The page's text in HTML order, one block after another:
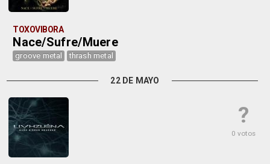
TOXOVIBORA
Nace/Sufre/Muere
groove metal thrash metal
22 DE MAYO
?
0 votos